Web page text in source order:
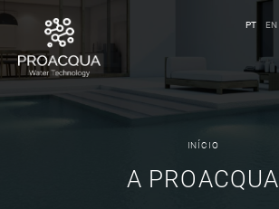
PT EN
INÍCIO
A PROACQUA